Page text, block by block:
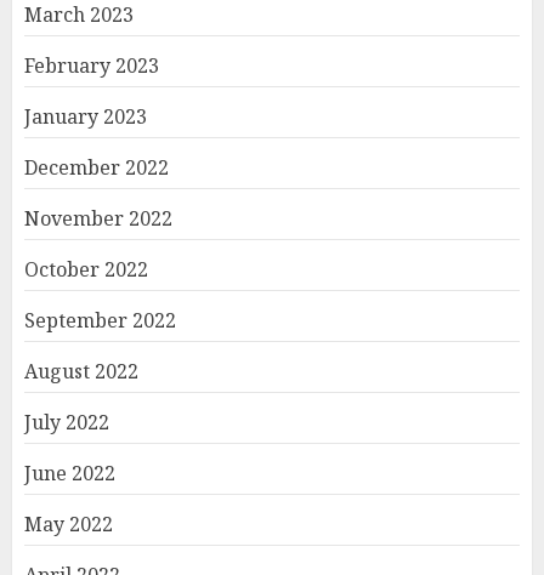
March 2023
February 2023
January 2023
December 2022
November 2022
October 2022
September 2022
August 2022
July 2022
June 2022
May 2022